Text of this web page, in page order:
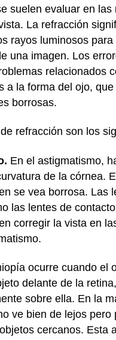
suelen evaluar en las
La refracción
rayos luminosos
una imagen. Los
relacionados
a la forma del ojo,
borrosas.
refracción son los
En el astigmatismo,
de la córnea.
se vea borrosa. Las
las lentes de
corregir la vista en
ocurre cuando el
delante de la
sobre ella. En la
ve bien de lejos pero
cercanos. Esta